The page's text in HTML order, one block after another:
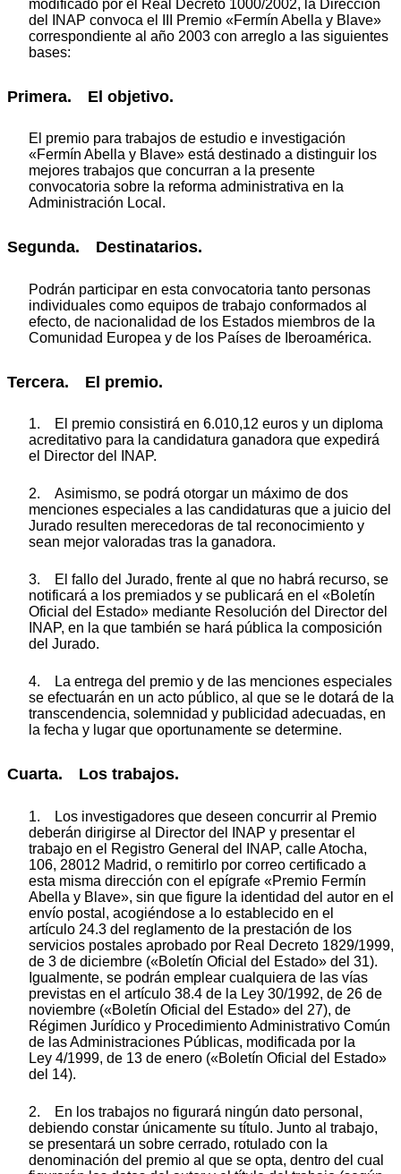
modificado por el Real Decreto 1000/2002, la Dirección
del INAP convoca el III Premio «Fermín Abella y Blave»
correspondiente al año 2003 con arreglo a las siguientes
bases:
Primera. El objetivo.
El premio para trabajos de estudio e investigación
«Fermín Abella y Blave» está destinado a distinguir los
mejores trabajos que concurran a la presente
convocatoria sobre la reforma administrativa en la
Administración Local.
Segunda. Destinatarios.
Podrán participar en esta convocatoria tanto personas
individuales como equipos de trabajo conformados al
efecto, de nacionalidad de los Estados miembros de la
Comunidad Europea y de los Países de Iberoamérica.
Tercera. El premio.
1. El premio consistirá en 6.010,12 euros y un diploma
acreditativo para la candidatura ganadora que expedirá
el Director del INAP.
2. Asimismo, se podrá otorgar un máximo de dos
menciones especiales a las candidaturas que a juicio del
Jurado resulten merecedoras de tal reconocimiento y
sean mejor valoradas tras la ganadora.
3. El fallo del Jurado, frente al que no habrá recurso, se
notificará a los premiados y se publicará en el «Boletín
Oficial del Estado» mediante Resolución del Director del
INAP, en la que también se hará pública la composición
del Jurado.
4. La entrega del premio y de las menciones especiales
se efectuarán en un acto público, al que se le dotará de la
transcendencia, solemnidad y publicidad adecuadas, en
la fecha y lugar que oportunamente se determine.
Cuarta. Los trabajos.
1. Los investigadores que deseen concurrir al Premio
deberán dirigirse al Director del INAP y presentar el
trabajo en el Registro General del INAP, calle Atocha,
106, 28012 Madrid, o remitirlo por correo certificado a
esta misma dirección con el epígrafe «Premio Fermín
Abella y Blave», sin que figure la identidad del autor en el
envío postal, acogiéndose a lo establecido en el
artículo 24.3 del reglamento de la prestación de los
servicios postales aprobado por Real Decreto 1829/1999,
de 3 de diciembre («Boletín Oficial del Estado» del 31).
Igualmente, se podrán emplear cualquiera de las vías
previstas en el artículo 38.4 de la Ley 30/1992, de 26 de
noviembre («Boletín Oficial del Estado» del 27), de
Régimen Jurídico y Procedimiento Administrativo Común
de las Administraciones Públicas, modificada por la
Ley 4/1999, de 13 de enero («Boletín Oficial del Estado»
del 14).
2. En los trabajos no figurará ningún dato personal,
debiendo constar únicamente su título. Junto al trabajo,
se presentará un sobre cerrado, rotulado con la
denominación del premio al que se opta, dentro del cual